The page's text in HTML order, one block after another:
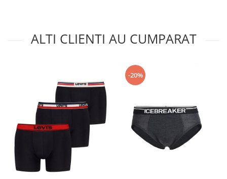
ALTI CLIENTI AU CUMPARAT
-20%